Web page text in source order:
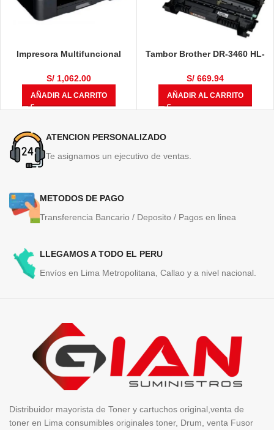
Impresora Multifuncional
S/1,062.00
AÑADIR AL CARRITO
Tambor Brother DR-3460 HL-
L5650DN / MFC-L6700 / MFC-
L6900DW / MFC-L5900DW
50,000 Páginas
S/669.94
AÑADIR AL CARRITO
ATENCION PERSONALIZADO
Te asignamos un ejecutivo de ventas.
METODOS DE PAGO
Transferencia Bancario / Deposito / Pagos en linea
LLEGAMOS A TODO EL PERU
Envíos en Lima Metropolitana, Callao y a nivel nacional.
Distribuidor mayorista de Toner y cartuchos original,venta de
toner en Lima consumibles originales toner, Drum, venta Fusor